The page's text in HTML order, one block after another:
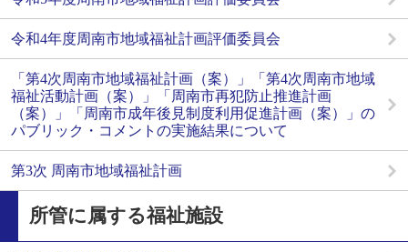
令和4年度周南市地域福祉計画評価委員会
「第4次周南市地域福祉計画（案）」「第4次周南市地域
福祉活動計画（案）」「周南市再犯防止推進計画
（案）」「周南市成年後見制度利用促進計画（案）」の
パブリック・コメントの実施結果について
第3次 周南市地域福祉計画
所管に属する福祉施設